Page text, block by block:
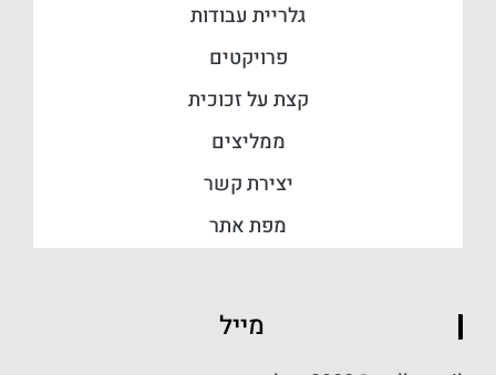
גלריית עבודות
פרויקטים
קצת על זכוכית
ממליצים
יצירת קשר
מפת אתר
מייל